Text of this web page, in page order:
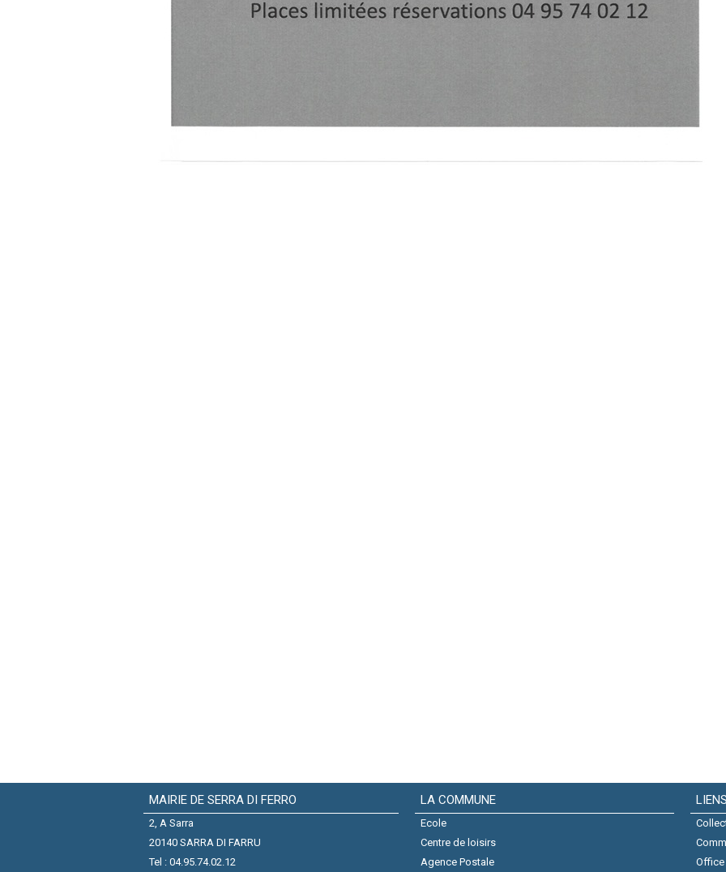
MAIRIE DE SERRA DI FERRO
2, A Sarra
20140 SARRA DI FARRU
Tel : 04.95.74.02.12
LA COMMUNE
Ecole
Centre de loisirs
Agence Postale
Office